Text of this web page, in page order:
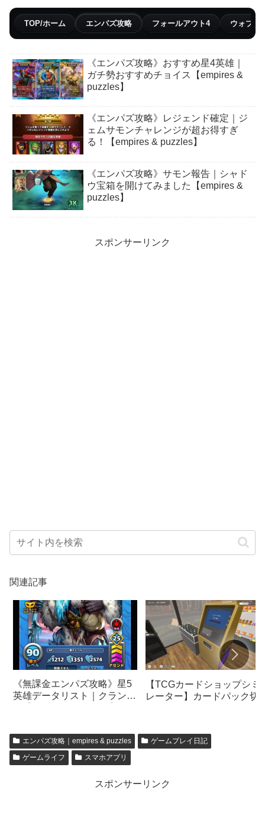
TOP/ホーム エンパズ攻略 フォールアウト4 ウォブリ
《エンパズ攻略》おすすめ星4英雄｜
ガチ勢おすすめチョイス【empires &
puzzles】
《エンパズ攻略》レジェンド確定｜ジ
ェムサモンチャレンジが超お得すぎ
る！【empires & puzzles】
《エンパズ攻略》サモン報告｜シャド
ウ宝箱を開けてみました【empires &
puzzles】
スポンサーリンク
関連記事
《無課金エンパズ攻略》星5
英雄データリスト｜クランパ
【TCGカードショップシミ
レーター】カードパック切
エンパズ攻略｜empires & puzzles
ゲームプレイ日記
ゲームライフ
スマホアプリ
スポンサーリンク